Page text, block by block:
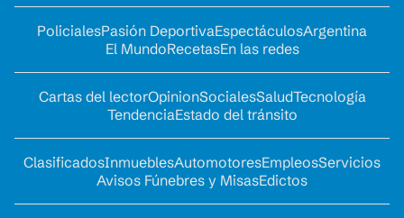
PolicialesPasión DeportivaEspectáculosArgentina
El MundoRecetasEn las redes
Cartas del lectorOpinionSocialesSaludTecnología
TendenciaEstado del tránsito
ClasificadosInmueblesAutomotoresEmpleosServicios
Avisos Fúnebres y MisasEdictos